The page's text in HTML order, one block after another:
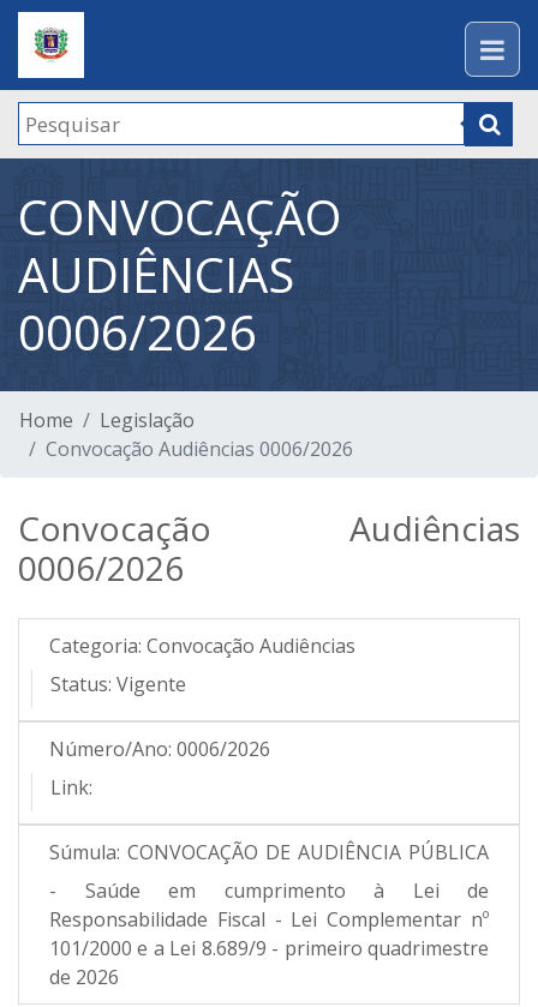
CONVOCAÇÃO
AUDIÊNCIAS
0006/2026
Home
Legislação
Convocação Audiências 0006/2026
Convocação Audiências
0006/2026
Categoria: Convocação Audiências
Status: Vigente
Número/Ano: 0006/2026
Link:
Súmula: CONVOCAÇÃO DE AUDIÊNCIA PÚBLICA
- Saúde em cumprimento à Lei de
Responsabilidade Fiscal - Lei Complementar nº
101/2000 e a Lei 8.689/9 - primeiro quadrimestre
de 2026